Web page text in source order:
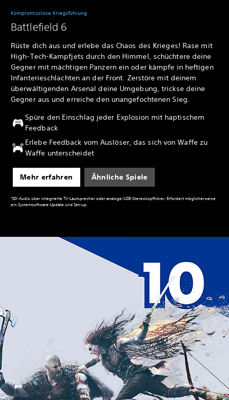
Kompromisslose Kriegsführung
Battlefield 6
Rüste dich aus und erlebe das Chaos des Krieges! Rase mit
High-Tech-Kampfjets durch den Himmel, schüchtere deine
Gegner mit mächtigen Panzern ein oder kämpfe in heftigen
Infanterieschlachten an der Front. Zerstöre mit deinem
überwältigenden Arsenal deine Umgebung, trickse deine
Gegner aus und erreiche den unangefochtenen Sieg.
Spüre den Einschlag jeder Explosion mit haptischem
Feedback
Erlebe Feedback vom Auslöser, das sich von Waffe zu
Waffe unterscheidet
Mehr erfahren Ähnliche Spiele
*3D-Audio über integrierte TV-Lautsprecher oder analoge/USB-Stereokopfhörer. Erfordert möglicherweise
ein Systemsoftware-Update und Set-up.